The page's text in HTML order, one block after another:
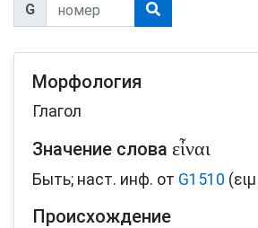
G
Морфология
Глагол
Значение слова εἶναι
Быть; наст. инф. от G1510
Происхождение